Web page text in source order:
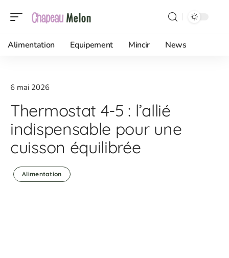
Alimentation Equipement Mincir News
6 mai 2026
Thermostat 4-5 : l’allié
indispensable pour une
cuisson équilibrée
Alimentation